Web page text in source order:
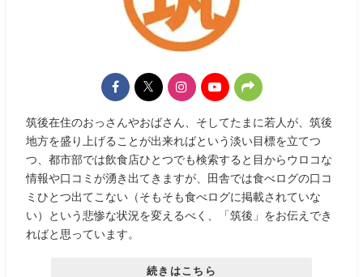
筑後在住のおっさんやおばさん、そしてたまに若人が、筑後
地方を盛り上げることが出来ればという淡い目標を立てつ
つ、都市部では飲食店ひとつでも検索すると目からウロコな
情報や口コミが湧き出てきますが、田舎では食べログの口コ
ミひとつ出てこない（そもそも食べログに掲載されていな
い）という悲惨な状況を変えるべく、「筑後」をお伝えでき
ればと思っています。
続きはこちら